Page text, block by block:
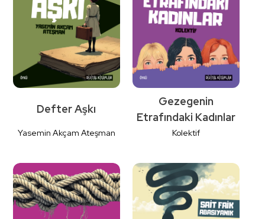
İncele
İncele
Defter Aşkı
Yasemin Akçam Ateşman
Gezegenin
Etrafındaki Kadınlar
Kolektif